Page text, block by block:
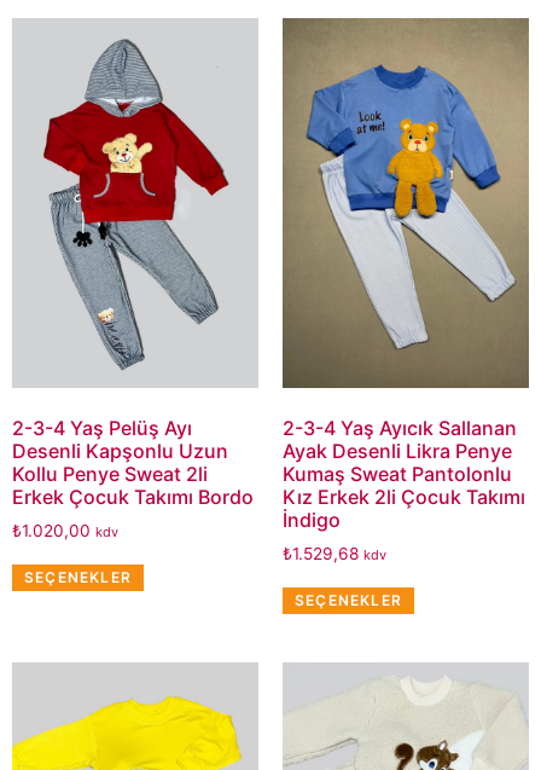
2-3-4 Yaş Pelüş Ayı
Desenli Kapşonlu Uzun
Kollu Penye Sweat 2li
Erkek Çocuk Takımı Bordo
₺1.020,00 kdv
SEÇENEKLER
2-3-4 Yaş Ayıcık Sallanan
Ayak Desenli Likra Penye
Kumaş Sweat Pantolonlu
Kız Erkek 2li Çocuk Takımı
İndigo
₺1.529,68 kdv
SEÇENEKLER